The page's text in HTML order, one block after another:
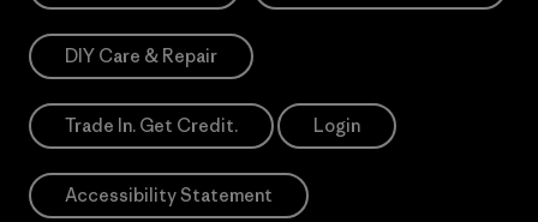
DIY Care & Repair
Trade In. Get Credit. Login
Accessibility Statement